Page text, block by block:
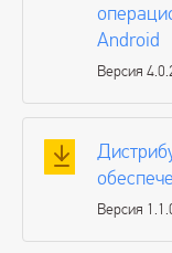
Android
Версия
Версия